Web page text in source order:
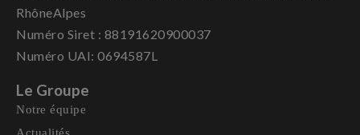
RhôneAlpes
Numéro Siret : 88191620900037
Numéro UAI: 0694587L
Le Groupe
Notre équipe